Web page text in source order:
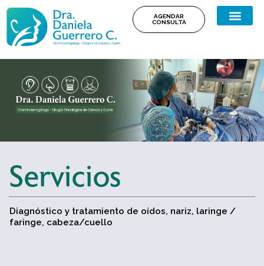
contenido
AGENDAR
CONSULTA
Servicios
Diagnóstico y tratamiento de oídos, nariz, laringe /
faringe, cabeza/cuello